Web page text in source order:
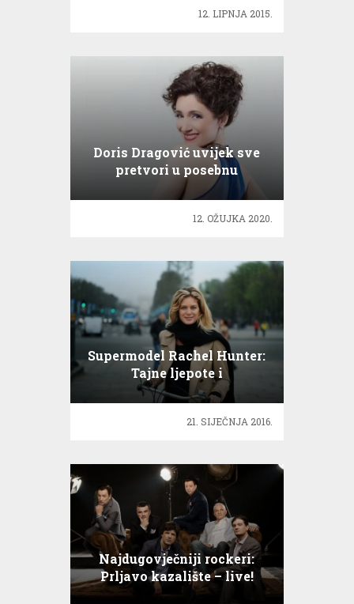
12. LIPNJA 2015.
Doris Dragović uvijek sve
pretvori u posebnu
glazbenu čaroliju
12. OŽUJKA 2020.
Supermodel Rachel Hunter:
Tajne ljepote i
dugovječnosti!
21. SIJEČNJA 2016.
Najdugovječniji rockeri:
Prljavo kazalište – live!